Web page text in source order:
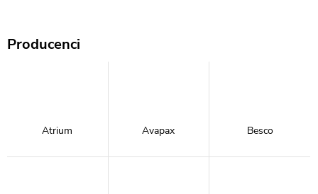
Producenci
Atrium Avapax Besco